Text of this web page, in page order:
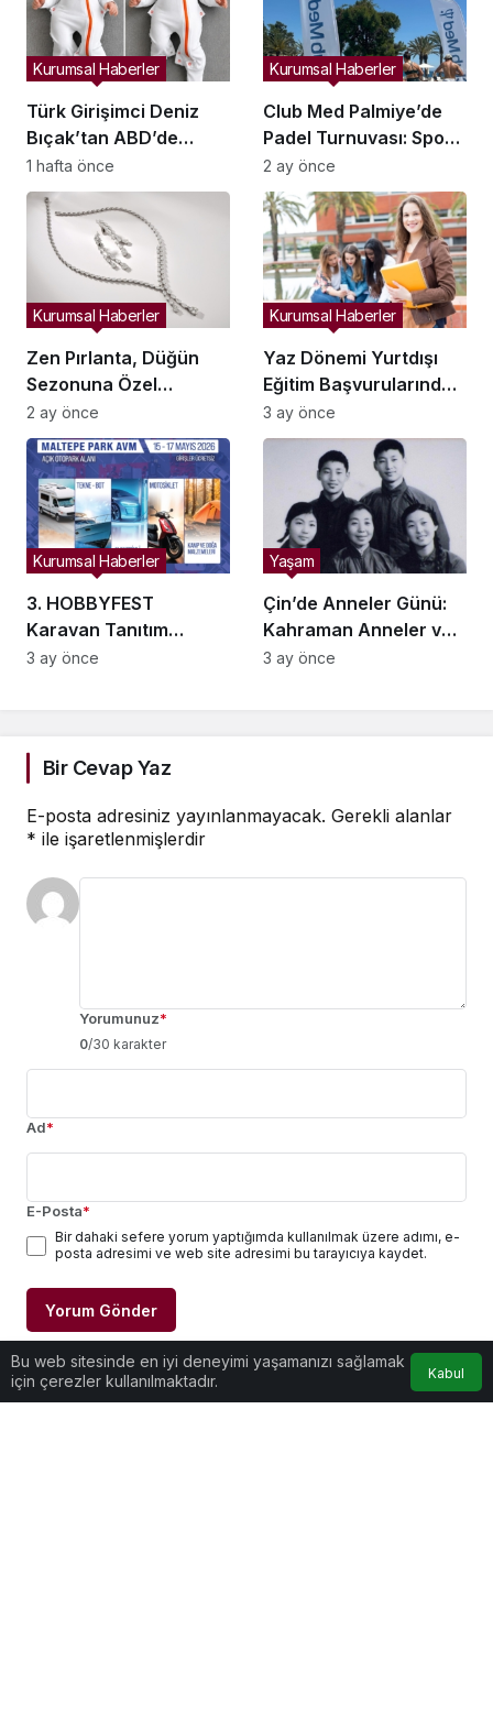
Türk Girişimci Deniz
Bıçak’tan ABD’de
Bebek Güvenli
Uykusuna Yenilikçi
Dokunuş
Kurumsal Haberler
1 hafta önce
Club Med Palmiye’de
Padel Turnuvası: Spor
ve Sosyal Yaşam
Buluşması
Kurumsal Haberler
2 ay önce
Zen Pırlanta, Düğün
Sezonuna Özel
Koleksiyonlarla Çiftlere
Işıltı Katıyor
Kurumsal Haberler
2 ay önce
Yaz Dönemi Yurtdışı
Eğitim Başvurularında
Yüzde 40 Artış
Kurumsal Haberler
3 ay önce
3. HOBBYFEST
Karavan Tanıtım
Günleri İstanbul
Kurumsal Haberler
3 ay önce
Çin’de Anneler Günü:
Kahraman Anneler ve
Xi Jinping’e İlham
Yaşam
3 ay önce
Bir Cevap Yaz
E-posta adresiniz yayınlanmayacak. Gerekli alanlar
* ile işaretlenmişlerdir
Yorumunuz*
0/30 karakter
Ad*
E-Posta*
Bir dahaki sefere yorum yaptığımda kullanılmak üzere adımı, e-
posta adresimi ve web site adresimi bu tarayıcıya kaydet.
Yorum Gönder
Bu web sitesinde en iyi deneyimi yaşamanızı sağlamak
için çerezler kullanılmaktadır.
Kabul